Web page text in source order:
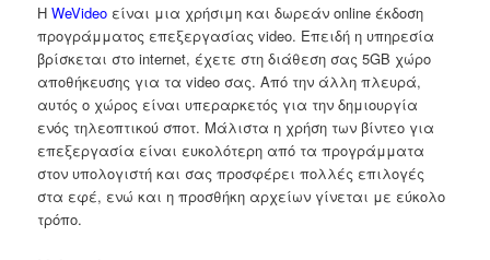
ΗWeVideo είναι μια χρήσιμη και δωρεάν online έκδοση
προγράμματος επεξεργασίας video. Επειδή η υπηρεσία
βρίσκεται στο internet, έχετε στη διάθεση σας 5GB χώρο
αποθήκευσης για τα video σας. Από την άλλη πλευρά,
αυτός ο χώρος είναι υπεραρκετός για την δημιουργία
ενός τηλεοπτικού σποτ. Μάλιστα η χρήση των βίντεο για
επεξεργασία είναι ευκολότερη από τα προγράμματα
στον υπολογιστή και σας προσφέρει πολλές επιλογές
στα εφέ, ενώ και η προσθήκη αρχείων γίνεται με εύκολο
τρόπο.